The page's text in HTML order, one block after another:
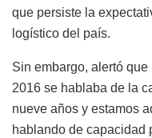
que persiste la
logístico del país.
Sin embargo, alertó que
2016 se hablaba de la
nueve años y estamos
hablando de capacidad